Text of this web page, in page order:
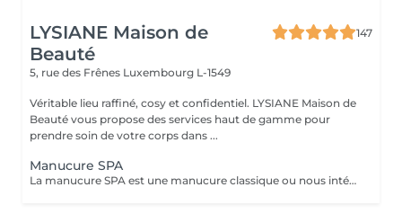
LYSIANE Maison de
Beauté
147
5, rue des Frênes Luxembourg L-1549
Véritable lieu raffiné, cosy et confidentiel. LYSIANE Maison de
Beauté vous propose des services haut de gamme pour
prendre soin de votre corps dans ...
Manucure SPA
La manucure SPA est une manucure classique ou nous intégrons un gommage afin d'exfolier la peau pour la rendre plus douce avant d'appliquer un masque pour un soin profond. Aucun vernis ne sera appliqué à la fin du traitement.